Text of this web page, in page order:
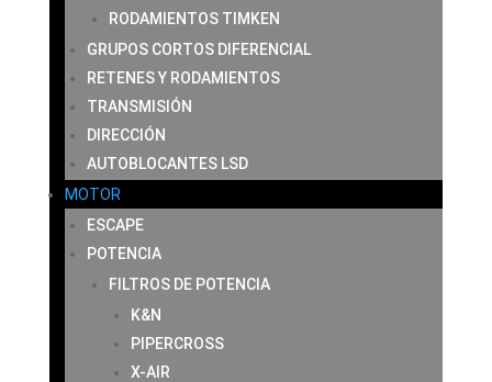
RODAMIENTOS TIMKEN
GRUPOS CORTOS DIFERENCIAL
RETENES Y RODAMIENTOS
TRANSMISIÓN
DIRECCIÓN
AUTOBLOCANTES LSD
MOTOR
ESCAPE
POTENCIA
FILTROS DE POTENCIA
K&N
PIPERCROSS
X-AIR